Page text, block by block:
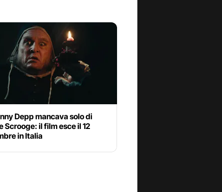
Depp mancava solo di
Scrooge: il film esce il 12
in Italia